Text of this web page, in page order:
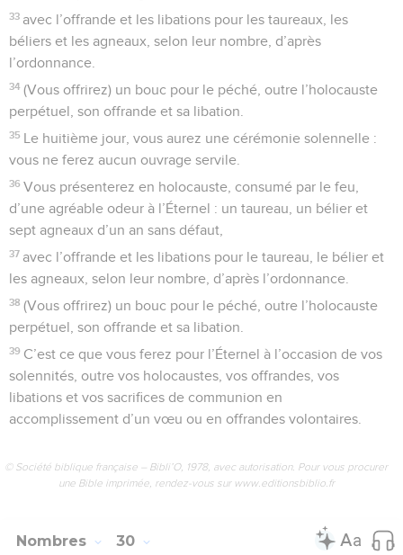
33 avec l’offrande et les libations pour les taureaux, les
béliers et les agneaux, selon leur nombre, d’après
l’ordonnance.
34 (Vous offrirez) un bouc pour le péché, outre l’holocauste
perpétuel, son offrande et sa libation.
35 Le huitième jour, vous aurez une cérémonie solennelle :
vous ne ferez aucun ouvrage servile.
36 Vous présenterez en holocauste, consumé par le feu,
d’une agréable odeur à l’Éternel : un taureau, un bélier et
sept agneaux d’un an sans défaut,
37 avec l’offrande et les libations pour le taureau, le bélier et
les agneaux, selon leur nombre, d’après l’ordonnance.
38 (Vous offrirez) un bouc pour le péché, outre l’holocauste
perpétuel, son offrande et sa libation.
39 C’est ce que vous ferez pour l’Éternel à l’occasion de vos
solennités, outre vos holocaustes, vos offrandes, vos
libations et vos sacrifices de communion en
accomplissement d’un vœu ou en offrandes volontaires.
© Société biblique française – Bibli’O, 1978, avec autorisation. Pour vous procurer
une Bible imprimée, rendez-vous sur www.editionsbiblio.fr
Nombres 30